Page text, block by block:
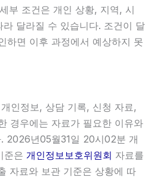
부 조건은 개인 상황, 지역, 시
달라질 수 있습니다. 조건이 달
하면 이후 과정에서 예상하지 못
인정보, 상담 기록, 신청 자료,
경우에는 자료가 필요한 이유와
2026년05월31일 20시02분 개
준은 개인정보보호위원회 자료를
자료와 보관 기준은 상황에 따